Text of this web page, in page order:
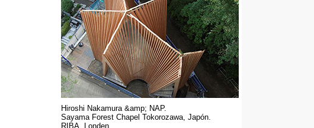
Hiroshi Nakamura &amp; NAP.
Sayama Forest Chapel Tokorozawa, Japón.
RIBA, Londen.